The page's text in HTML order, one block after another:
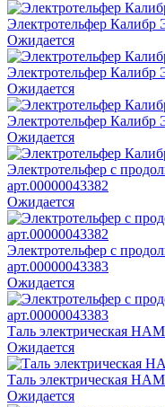
Электротельфер Калибр
Ожидается
Электротельфер Калибр
Ожидается
Электротельфер Калибр
Ожидается
Электротельфер с
арт.00000043382
Ожидается
Электротельфер с
арт.00000043383
Ожидается
Таль электрическая
Ожидается
Таль электрическая
Ожидается